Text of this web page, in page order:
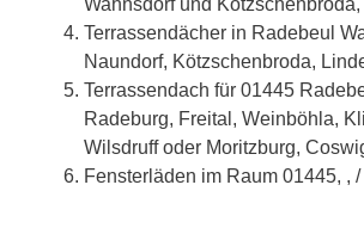
Wahnsdorf und
Terrassendächer in Radebeul
Naundorf, Kötzschenbroda,
Terrassendach für 01445
Radeburg, Freital, Weinböhla,
Wilsdruff oder Moritzburg,
Fensterläden im Raum 01445, , /